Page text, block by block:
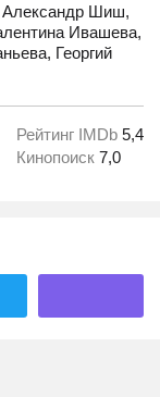
Александр Шиш,
Ивашева,
Георгий
Рейтинг IMDb 5,4
Кинопоиск 7,0